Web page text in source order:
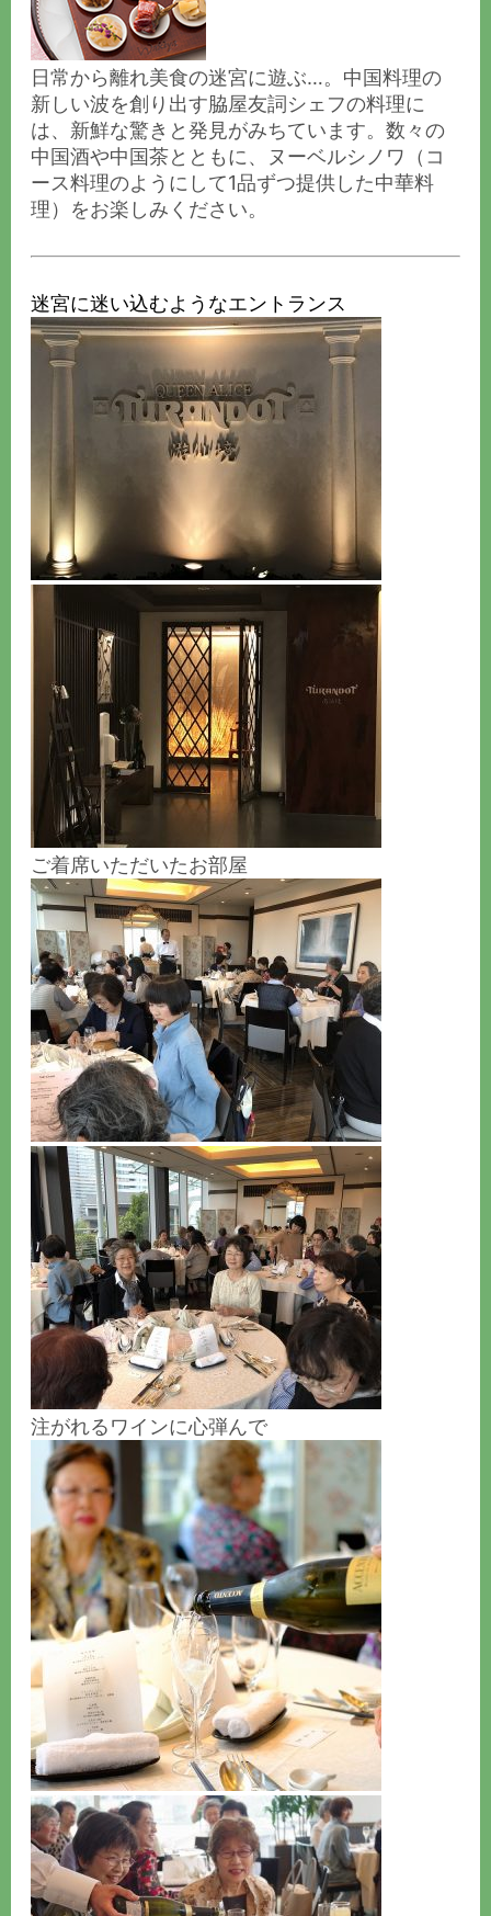
日常から離れ美食の迷宮に遊ぶ…。中国料理の
新しい波を創り出す脇屋友詞シェフの料理に
は、新鮮な驚きと発見がみちています。数々の
中国酒や中国茶とともに、ヌーベルシノワ（コ
ース料理のようにして1品ずつ提供した中華料
理）をお楽しみください。
迷宮に迷い込むようなエントランス
ご着席いただいたお部屋
注がれるワインに心弾んで